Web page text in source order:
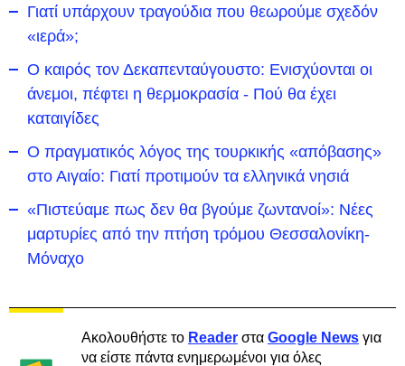
Γιατί υπάρχουν τραγούδια που θεωρούμε σχεδόν
«ιερά»;
Ο καιρός τον Δεκαπενταύγουστο: Ενισχύονται οι
άνεμοι, πέφτει η θερμοκρασία - Πού θα έχει
καταιγίδες
Ο πραγματικός λόγος της τουρκικής «απόβασης»
στο Αιγαίο: Γιατί προτιμούν τα ελληνικά νησιά
«Πιστεύαμε πως δεν θα βγούμε ζωντανοί»: Νέες
μαρτυρίες από την πτήση τρόμου Θεσσαλονίκη-
Μόναχο
Ακολουθήστε το Reader στα Google News για
να είστε πάντα ενημερωμένοι για όλες